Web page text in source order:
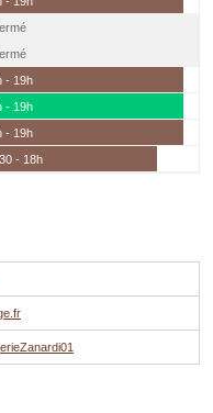
- 19h
- 19h
- 19h
- 18h